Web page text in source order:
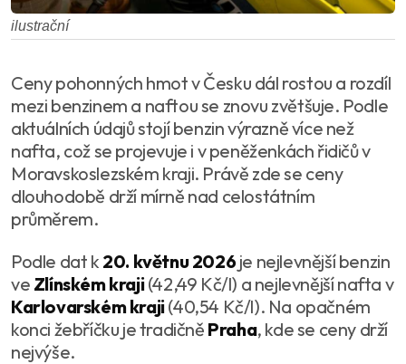
ilustrační
Ceny pohonných hmot v Česku dál rostou a rozdíl
mezi benzinem a naftou se znovu zvětšuje. Podle
aktuálních údajů stojí benzin výrazně více než
nafta, což se projevuje i v peněženkách řidičů v
Moravskoslezském kraji. Právě zde se ceny
dlouhodobě drží mírně nad celostátním
průměrem.
Podle dat k 20. květnu 2026 je nejlevnější benzin
ve Zlínském kraji(42,49 Kč/l) a nejlevnější nafta v
Karlovarském kraji(40,54 Kč/l). Na opačném
konci žebříčku je tradičně Praha, kde se ceny drží
nejvýše.